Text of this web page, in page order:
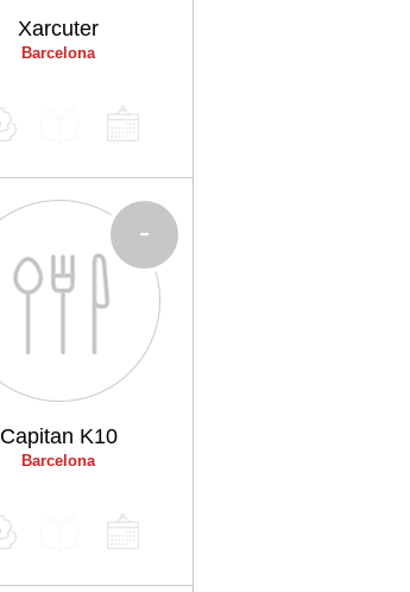
Xarcuter
Barcelona
Capitan K10
Barcelona
-